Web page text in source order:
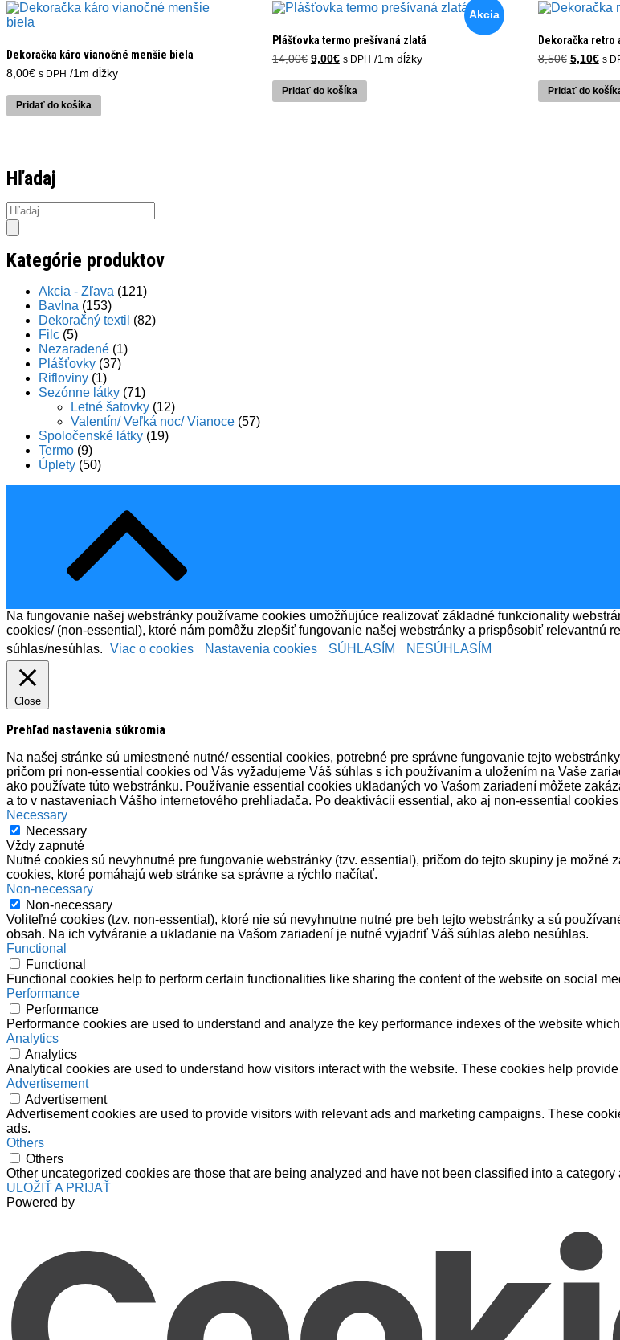
Dekoračka káro vianočné menšie biela
8,00€ s DPH /1m dĺžky
Pridať do košíka
Akcia
Plášťovka termo prešívaná zlatá
14,00€ Pôvodná
bola:
14,00€.
9,00€Aktuálna
je:
9,00€.
s DPH /1m dĺžky
Pridať do košíka
Dekoračka retro
8,50€ Pôvodná
bola:
8,50€.
5,10€
je:
s
Pridať do
Hľadaj
Products
search
Kategórie produktov
Akcia - Zľava (121)
Bavlna (153)
Dekoračný textil (82)
Filc (5)
Nezaradené (1)
Plášťovky (37)
Rifloviny (1)
Sezónne látky (71)
Letné šatovky (12)
Valentín/ Veľká noc/ Vianoce (57)
Spoločenské látky (19)
Termo (9)
Úplety (50)
Na fungovanie našej webstránky používame cookies umožňujúce realizovať základné funkcionality
cookies/ (non-essential), ktoré nám pomôžu zlepšiť fungovanie našej webstránky a prispôsobiť relevantnú
súhlas/nesúhlas. Viac o cookies Nastavenia cookies SÚHLASÍM NESÚHLASÍM
Close
Prehľad nastavenia súkromia
Na našej stránke sú umiestnené nutné/ essential cookies, potrebné pre správne fungovanie tejto
pričom pri non-essential cookies od Vás vyžadujeme Váš súhlas s ich používaním a uložením na Vaše
ako používate túto webstránku. Používanie essential cookies ukladaných vo Vaśom zariadení môžete
a to v nastaveniach Vášho internetového prehliadača. Po deaktivácii essential, ako aj non-essential
Necessary
Necessary
Vždy zapnuté
Nutné cookies sú nevyhnutné pre fungovanie webstránky (tzv. essential), pričom do tejto skupiny je
cookies, ktoré pomáhajú web stránke sa správne a rýchlo načítať.
Non-necessary
Non-necessary
Voliteľné cookies (tzv. non-essential), ktoré nie sú nevyhnutne nutné pre beh tejto webstránky a sú
obsah. Na ich vytváranie a ukladanie na Vašom zariadení je nutné vyjadriť Váš súhlas alebo nesúhlas.
Functional
Functional
Functional cookies help to perform certain functionalities like sharing the content of the website on social
Performance
Performance
Performance cookies are used to understand and analyze the key performance indexes of the website
Analytics
Analytics
Analytical cookies are used to understand how visitors interact with the website. These cookies help
Advertisement
Advertisement
Advertisement cookies are used to provide visitors with relevant ads and marketing campaigns. These
ads.
Others
Others
Other uncategorized cookies are those that are being analyzed and have not been classified into a category
ULOŽIŤ A PRIJAŤ
Powered by